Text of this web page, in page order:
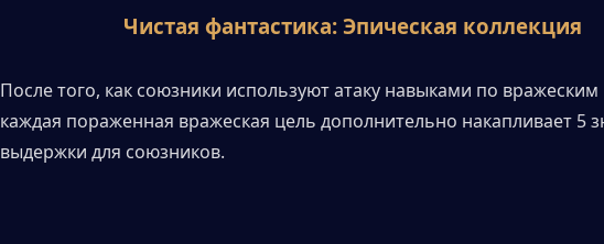
Чистая фантастика: Эпическая коллекция
После того, как союзники используют атаку навыками по
каждая пораженная вражеская цель дополнительно накапливает 5
выдержки для союзников.